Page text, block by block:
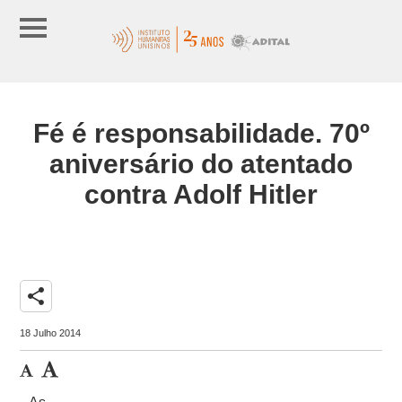
Fé é responsabilidade. 70º
aniversário do atentado
contra Adolf Hitler
share
18 Julho 2014